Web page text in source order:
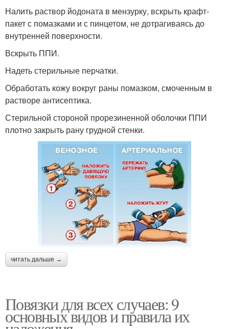
Налить раствор йодоната в мензурку, вскрыть крафт-
пакет с по­мазками и с пинцетом, не дотрагиваясь до
внутренней поверхности.
Вскрыть ППИ.
Надеть стерильные перчатки.
Обработать кожу вокруг раны помазком, смоченным в
растворе антисептика.
Стерильной стороной прорезиненной оболочки ППИ
плотно за­крыть рану грудной стенки.
читать дальше →
Повязки для всех случаев: 9
основных видов и правила их